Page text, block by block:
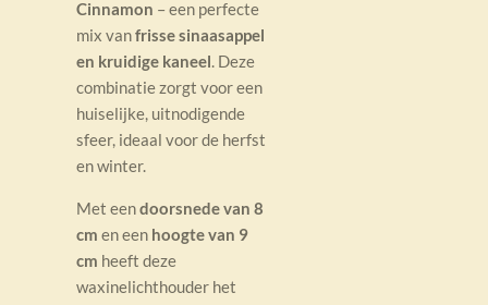
Cinnamon – een perfecte
mix vanfrisse sinaasappel
en kruidige kaneel. Deze
combinatie zorgt voor een
huiselijke, uitnodigende
sfeer, ideaal voor de herfst
en winter.
Met eendoorsnede van 8
cm en een hoogte van 9
cm heeft deze
waxinelichthouder het